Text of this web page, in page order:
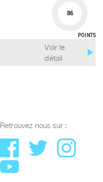
86
POINTS
Voir le
détail
play_arrow
Retrouvez nous sur :